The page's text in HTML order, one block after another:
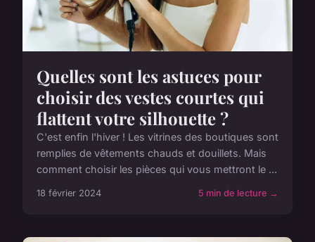
Quelles sont les astuces pour
choisir des vestes courtes qui
flattent votre silhouette ?
C'est enfin l'hiver ! Les vitrines des boutiques sont
remplies de vêtements chauds et douillets. Mais
comment choisir les pièces qui vous mettront le ...
18 février 2024 5 min de lecture →